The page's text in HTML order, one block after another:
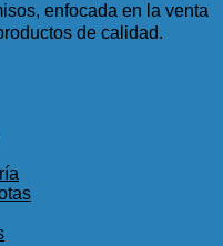
enfocada en la venta
de calidad.